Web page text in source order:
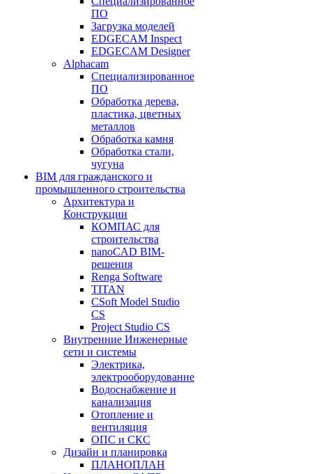
ПО
Загрузка моделей
EDGECAM Inspect
EDGECAM Designer
Alphacam
Специализированное
ПО
Обработка дерева,
пластика, цветных
металлов
Обработка камня
Обработка стали,
чугуна
BIM для гражданского и
промышленного строительства
Архитектура и
Конструкции
КОМПАС для
строительства
nanoCAD BIM-
решения
Renga Software
TITAN
CSoft Model Studio
CS
Project Studio CS
Внутренние Инженерные
сети и системы
Электрика,
электрооборудование
Водоснабжение и
канализация
Отопление и
вентиляция
ОПС и СКС
Дизайн и планировка
ПЛАНОПЛАН